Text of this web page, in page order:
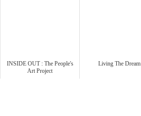
INSIDE OUT : The People's
Art Project
Living The Dream